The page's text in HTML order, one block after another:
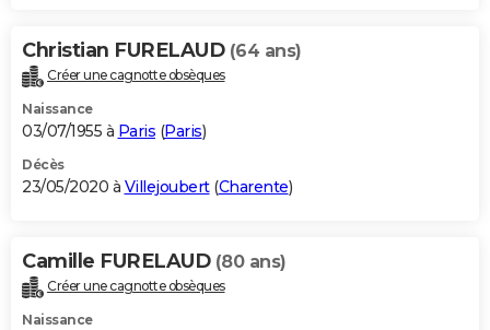
Christian FURELAUD (64 ans)
Créer une cagnotte obsèques
Naissance
03/07/1955 à Paris (Paris)
Décès
23/05/2020 à Villejoubert(Charente)
Camille FURELAUD (80 ans)
Créer une cagnotte obsèques
Naissance